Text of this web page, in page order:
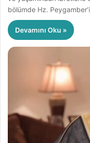
bölümde Hz.
Devamını Oku »